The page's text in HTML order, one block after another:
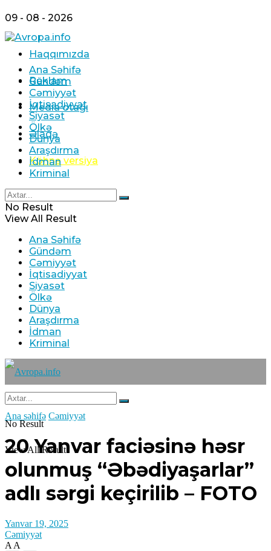
09 - 08 - 2026
Haqqımızda
Reklam
Media otağı
Əlaqə
Köhnə versiya
Ana Səhifə
Gündəm
Cəmiyyət
İqtisadiyyat
Siyasət
Ölkə
Dünya
Araşdırma
İdman
Kriminal
No Result
View All Result
Ana Səhifə
Gündəm
Cəmiyyət
İqtisadiyyat
Siyasət
Ölkə
Dünya
Araşdırma
İdman
Kriminal
No Result
View All Result
Ana səhifə Cəmiyyət
20 Yanvar faciəsinə həsr
olunmuş “Əbədiyaşarlar”
adlı sərgi keçirilib – FOTO
Yanvar 19, 2025
Cəmiyyət
A A